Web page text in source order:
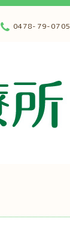
0478-79-0705